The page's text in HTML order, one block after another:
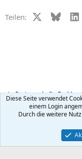
Teilen: X (Twitter)
Bluesky
Partnerschafts-
Kontakt
Community platform by
Diese Seite verwendet
einem Login
Durch die weitere